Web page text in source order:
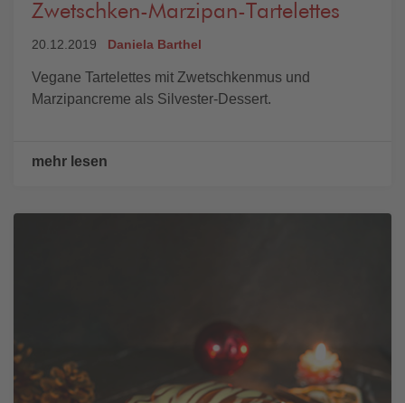
Zwetschken-Marzipan-Tartelettes
20.12.2019 Daniela Barthel
Vegane Tartelettes mit Zwetschkenmus und
Marzipancreme als Silvester-Dessert.
mehr lesen